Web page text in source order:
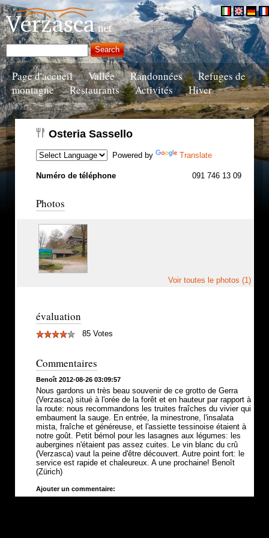
Page d'accueil Vallée Randonnées
Refuges de
montagne
Restaurants Activités Hiver
Osteria Sassello
Powered by Translate
Numéro de téléphone 091 746 13 09
Photos
Voir toutes le photos (1)
évaluation
85 Votes
Commentaires
Benoît 2012-08-26 03:09:57
Nous gardons un très beau souvenir de ce grotto de Gerra
(Verzasca) situé à l'orée de la forêt et en hauteur par rapport à
la route: nous recommandons les truites fraîches du vivier qui
embaument la sauge. En entrée, la minestrone, l'insalata
mista, fraîche et généreuse, et l'assiette tessinoise étaient à
notre goût. Petit bémol pour les lasagnes aux légumes: les
aubergines n'étaient pas assez cuites. Le vin blanc du crû
(Verzasca) vaut la peine d'être découvert. Autre point fort: le
service est rapide et chaleureux. A une prochaine! Benoît
(Zürich)
Ajouter un commentaire: